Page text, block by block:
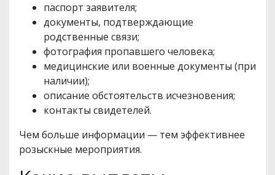
паспорт заявителя;
документы, подтверждающие
родственные связи;
фотография пропавшего человека;
медицинские или военные документы (при
наличии);
описание обстоятельств исчезновения;
контакты свидетелей.
Чем больше информации — тем эффективнее
розыскные мероприятия.